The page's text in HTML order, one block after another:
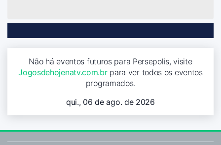
Não há eventos futuros para Persepolis, visite
Jogosdehojenatv.com.brpara ver todos os eventos
programados.
qui., 06 de ago. de 2026